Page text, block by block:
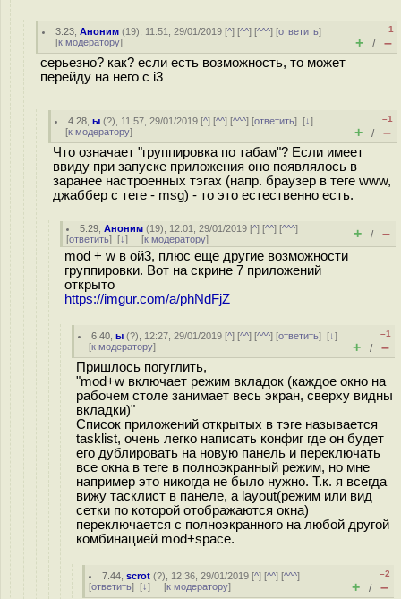
3.23 ,Аноним (19), 11:51, 29/01/2019 [^] [^^] [^^^] [ответить]
[к модератору]
–1
+ / –
серьезно? как? если есть возможность, то может
перейду на него с i3
4.28 ,ы (?), 11:57, 29/01/2019 [^] [^^] [^^^] [ответить][↓]
[к модератору]
–1
+ / –
Что означает "группировка по табам"? Если имеет
ввиду при запуске приложения оно появлялось в
заранее настроенных тэгах (напр. браузер в теге www,
джаббер с теге - msg) - то это естественно есть.
5.29 ,Аноним (19), 12:01, 29/01/2019 [^] [^^] [^^^]
[ответить] [↓] [к модератору] + / –
mod + w в ой3, плюс еще другие возможности
группировки. Вот на скрине 7 приложений
открыто
https://imgur.com/a/phNdFjZ
6.40 ,ы (?), 12:27, 29/01/2019 [^] [^^] [^^^] [ответить][↓]
[к модератору]
–1
+ / –
Пришлось погуглить,
"mod+w включает режим вкладок (каждое окно на
рабочем столе занимает весь экран, сверху видны
вкладки)"
Список приложений открытых в тэге называется
tasklist, очень легко написать конфиг где он будет
его дублировать на новую панель и переключать
все окна в теге в полноэкранный режим, но мне
например это никогда не было нужно. Т.к. я всегда
вижу тасклист в панеле, а layout(режим или вид
сетки по которой отображаются окна)
переключается с полноэкранного на любой другой
комбинацией mod+space.
7.44 ,scrot (?), 12:36, 29/01/2019 [^] [^^] [^^^]
[ответить] [↓] [к модератору]
–2
+ / –